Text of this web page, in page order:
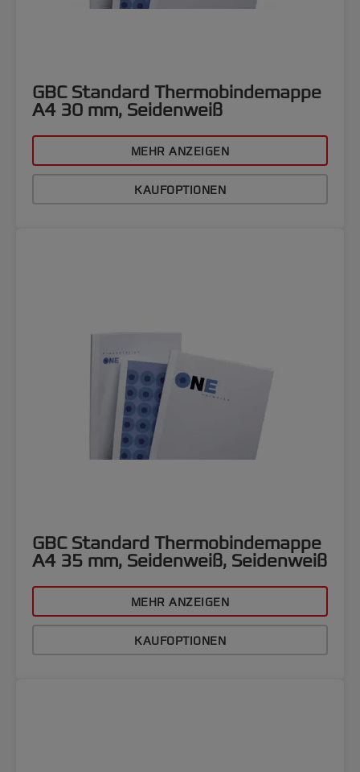
GBC Standard Thermobindemappe
A4 30 mm, Seidenweiß
MEHR ANZEIGEN
KAUFOPTIONEN
GBC Standard Thermobindemappe
A4 35 mm, Seidenweiß, Seidenweiß
MEHR ANZEIGEN
KAUFOPTIONEN